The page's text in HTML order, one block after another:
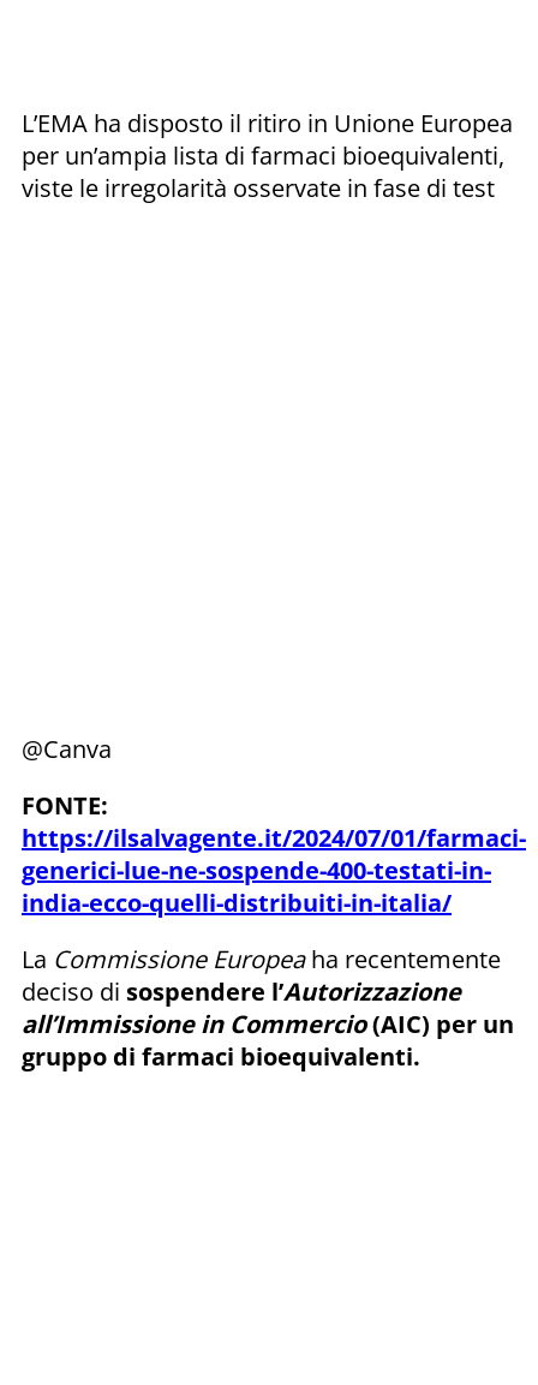
L’EMA ha disposto il ritiro in Unione Europea
per un’ampia lista di farmaci bioequivalenti,
viste le irregolarità osservate in fase di test
@Canva
FONTE:
https://ilsalvagente.it/2024/07/01/farmaci-
generici-lue-ne-sospende-400-testati-in-
india-ecco-quelli-distribuiti-in-italia/
La Commissione Europeaha recentemente
deciso di sospendere l’Autorizzazione
all’Immissione in Commercio(AIC) per un
gruppo di farmaci bioequivalenti.